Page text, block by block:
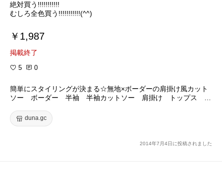
絶対買う!!!!!!!!!!!
むしろ全色買う!!!!!!!!!!!(^^)
￥1,987
掲載終了
5 0
簡単にスタイリングが決まる☆無地×ボーダーの肩掛け風カット
ソー ボーダー 半袖 半袖カットソー 肩掛け トップス グ
duna.gc
2014年7月4日に投稿されました